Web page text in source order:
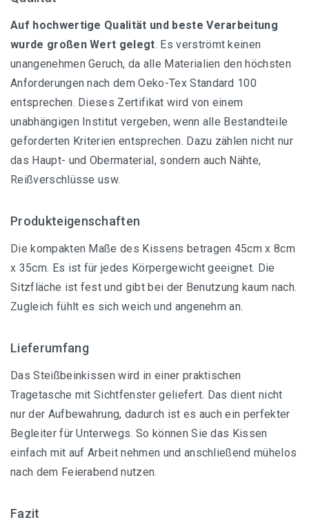
Auf hochwertige Qualität und beste Verarbeitung
wurde großen Wert gelegt. Es verströmt keinen
unangenehmen Geruch, da alle Materialien den höchsten
Anforderungen nach dem Oeko-Tex Standard 100
entsprechen. Dieses Zertifikat wird von einem
unabhängigen Institut vergeben, wenn alle Bestandteile
geforderten Kriterien entsprechen. Dazu zählen nicht nur
das Haupt- und Obermaterial, sondern auch Nähte,
Reißverschlüsse usw.
Produkteigenschaften
Die kompakten Maße des Kissens betragen 45cm x 8cm
x 35cm. Es ist für jedes Körpergewicht geeignet. Die
Sitzfläche ist fest und gibt bei der Benutzung kaum nach.
Zugleich fühlt es sich weich und angenehm an.
Lieferumfang
Das Steißbeinkissen wird in einer praktischen
Tragetasche mit Sichtfenster geliefert. Das dient nicht
nur der Aufbewahrung, dadurch ist es auch ein perfekter
Begleiter für Unterwegs. So können Sie das Kissen
einfach mit auf Arbeit nehmen und anschließend mühelos
nach dem Feierabend nutzen.
Fazit